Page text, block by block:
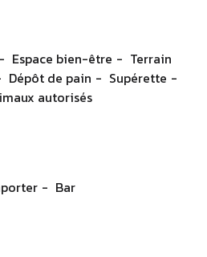
Espace bien-être
Terrain
Dépôt de pain
Supérette
autorisés
Bar